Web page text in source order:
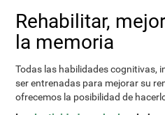
Rehabilitar,
la memoria
Todas las habilidades cognitivas,
ser entrenadas para mejorar su
ofrecemos la posibilidad de